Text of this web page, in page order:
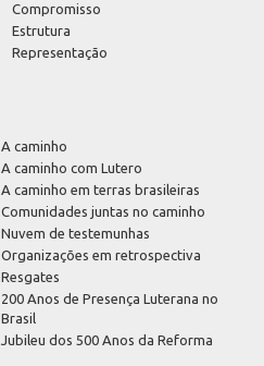
Compromisso
Estrutura
Representação
A caminho
A caminho com Lutero
A caminho em terras brasileiras
Comunidades juntas no caminho
Nuvem de testemunhas
Organizações em retrospectiva
Resgates
200 Anos de Presença Luterana no
Brasil
Jubileu dos 500 Anos da Reforma